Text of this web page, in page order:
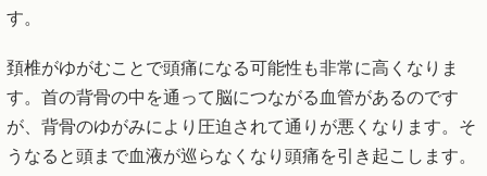
す。
頚椎がゆがむことで頭痛になる可能性も非常に高くなりま
す。首の背骨の中を通って脳につながる血管があるのです
が、背骨のゆがみにより圧迫されて通りが悪くなります。そ
うなると頭まで血液が巡らなくなり頭痛を引き起こします。